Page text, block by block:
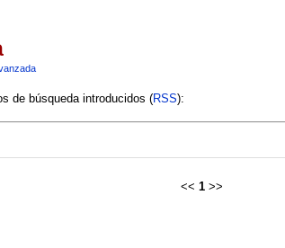
de búsqueda introducidos (RSS):
<< 1 >>